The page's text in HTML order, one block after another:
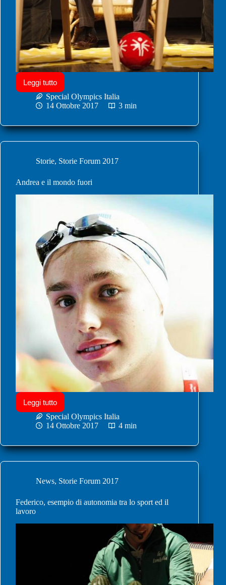
Leggi tutto
Special Olympics Italia
14 Ottobre 2017
3 min
Storie, Storie Forum 2017
Andrea e il mondo fuori
Leggi tutto
Special Olympics Italia
14 Ottobre 2017
4 min
News, Storie Forum 2017
Federico, esempio di autonomia tra lo sport ed il
lavoro